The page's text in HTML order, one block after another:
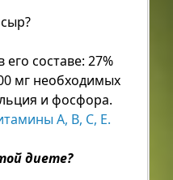
составе: 27%
мг необходимых
и фосфора.
A, B, C, E.
диете?